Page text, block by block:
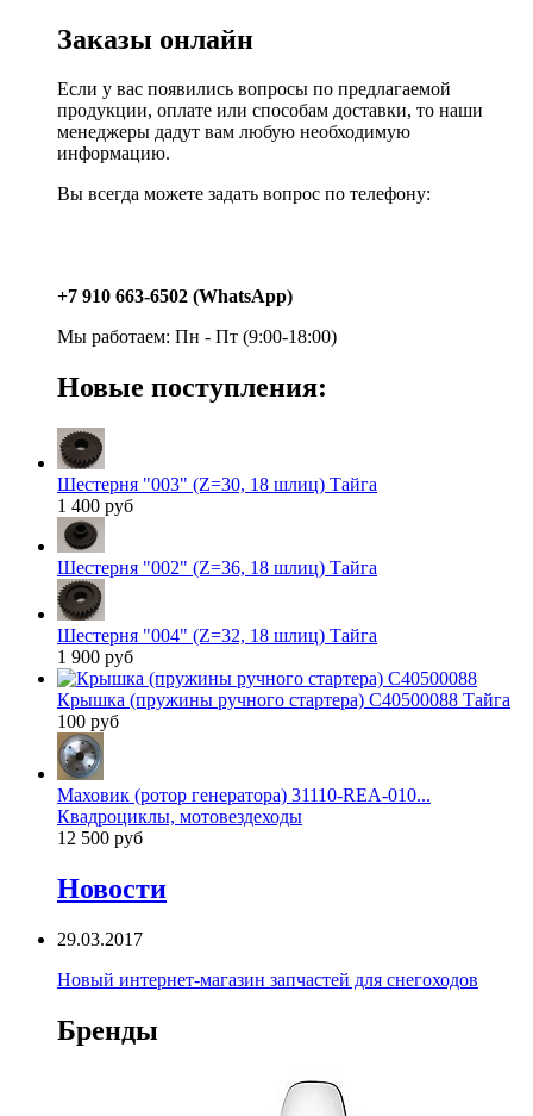
Заказы онлайн
Если у вас появились вопросы по предлагаемой
продукции, оплате или способам доставки, то наши
менеджеры дадут вам любую необходимую
информацию.
Вы всегда можете задать вопрос по телефону:
+7 910 663-6502 (WhatsApp)
Мы работаем: Пн - Пт (9:00-18:00)
Новые поступления:
Шестерня "003" (Z=30, 18 шлиц) Тайга
1 400 руб
Шестерня "002" (Z=36, 18 шлиц) Тайга
Шестерня "004" (Z=32, 18 шлиц) Тайга
1 900 руб
Крышка (пружины ручного стартера) C40500088 Тайга
100 руб
Маховик (ротор генератора) 31110-REA-010...
Квадроциклы, мотовездеходы
12 500 руб
Новости
29.03.2017
Новый интернет-магазин запчастей для снегоходов
Бренды